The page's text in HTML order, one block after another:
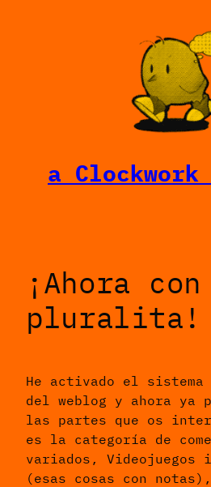
a Clockwork
¡Ahora con
pluralita!
He activado el sistema
del weblog y ahora ya
las partes que os
es la categoría de
variados, Videojuegos
(esas cosas con